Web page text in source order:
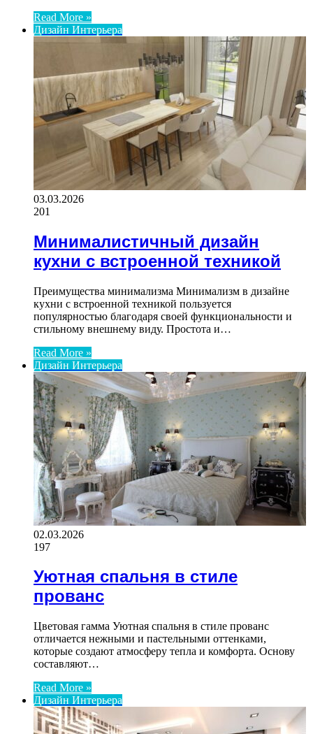
Read More »
Дизайн Интерьера
03.03.2026
201
Минималистичный дизайн
кухни с встроенной техникой
Преимущества минимализма Минимализм в дизайне
кухни с встроенной техникой пользуется
популярностью благодаря своей функциональности и
стильному внешнему виду. Простота и…
Read More »
Дизайн Интерьера
02.03.2026
197
Уютная спальня в стиле
прованс
Цветовая гамма Уютная спальня в стиле прованс
отличается нежными и пастельными оттенками,
которые создают атмосферу тепла и комфорта. Основу
составляют…
Read More »
Дизайн Интерьера